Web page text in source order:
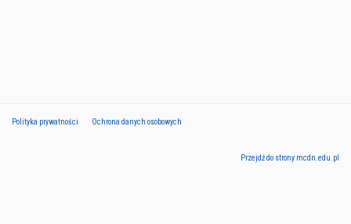
Polityka prywatności Ochrona danych osobowych
Przejdź do strony mcdn.edu.pl